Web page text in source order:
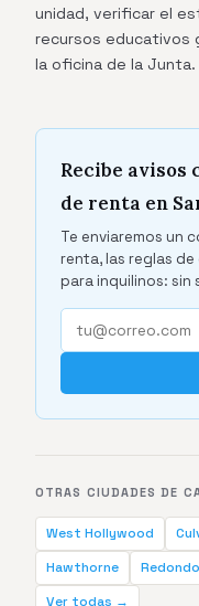
unidad, verificar el
recursos educativos
la oficina de la Junta.
Recibe avisos
de renta en
Te enviaremos un
renta, las reglas
para inquilinos: sin
OTRAS CIUDADES DE
West Hollywood
Hawthorne
Ver todas →